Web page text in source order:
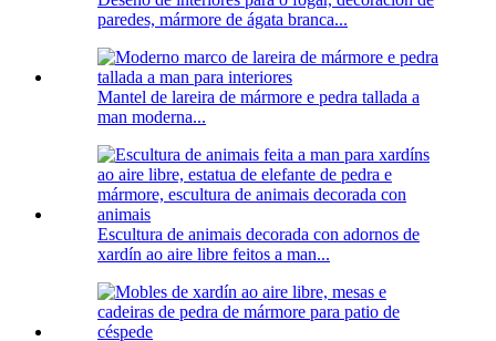
paredes, mármore de ágata branca...
Mantel de lareira de mármore e pedra tallada a
man moderna...
Escultura de animais decorada con adornos de
xardín ao aire libre feitos a man...